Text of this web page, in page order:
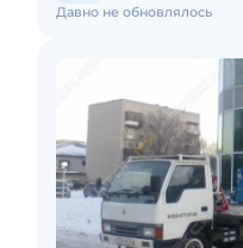
Давно не обновлялось